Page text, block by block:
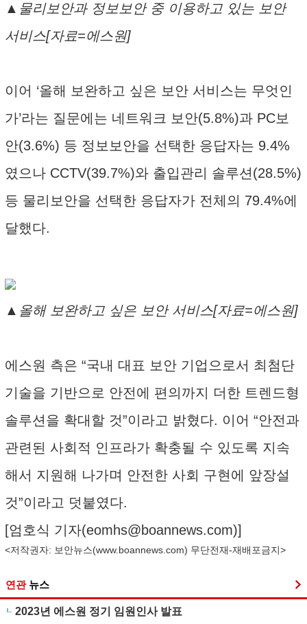
▲물리보안과 정보보안 중 이용하고 있는 보안
서비스[자료=에스원]
이어 ‘올해 보완하고 싶은 보안 서비스는 무엇인
가’라는 질문에는 네트워크 보안(5.8%)과 PC보
안(3.6%) 등 정보보안을 선택한 응답자는 9.4%
였으나 CCTV(39.7%)와 출입관리 솔루션(28.5%)
등 물리보안을 선택한 응답자가 전체의 79.4%에
달했다.
▲올해 보완하고 싶은 보안 서비스[자료=에스원]
에스원 측은 “국내 대표 보안 기업으로서 최첨단
기술을 기반으로 안전에 편의까지 더한 트렌드형
솔루션을 확대할 것”이라고 밝혔다. 이어 “안전과
관련된 사회적 인프라가 확충될 수 있도록 지속
해서 지원해 나가며 안전한 사회 구현에 앞장설
것”이라고 덧붙였다.
[엄호식 기자(eomhs@boannews.com)]
<저작권자: 보안뉴스(www.boannews.com) 무단전재-재배포금지>
연관 뉴스
2023년 에스원 정기 임원인사 발표